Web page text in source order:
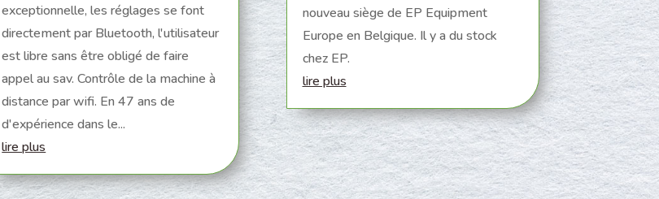
exceptionnelle, les réglages se font
directement par Bluetooth, l'utilisateur
est libre sans être obligé de faire
appel au sav. Contrôle de la machine à
distance par wifi. En 47 ans de
d'expérience dans le...
lire plus
nouveau siège de EP Equipment
Europe en Belgique. Il y a du stock
chez EP.
lire plus